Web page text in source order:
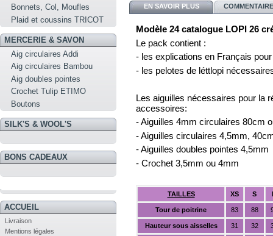
Bonnets, Col, Moufles
Plaid et coussins TRICOT
MERCERIE & SAVON
Aig circulaires Addi
Aig circulaires Bambou
Aig doubles pointes
Crochet Tulip ETIMO
Boutons
SILK'S & WOOL'S
BONS CADEAUX
ACCUEIL
Livraison
Mentions légales
EN SAVOIR PLUS
Modèle 24 catalogue LOPI 26
Le pack contient :
- les explications en Français
- les pelotes de léttlopi
Les aiguilles nécessaires pour la
accessoires:
- Aiguilles 4mm circulaires 80cm
- Aiguilles circulaires 4,5mm,
- Aiguilles doubles pointes 4,5mm
- Crochet 3,5mm ou 4mm
TAILLES XS S
Tour de poitrine 83 88
Hauteur sous aisselles 31 32